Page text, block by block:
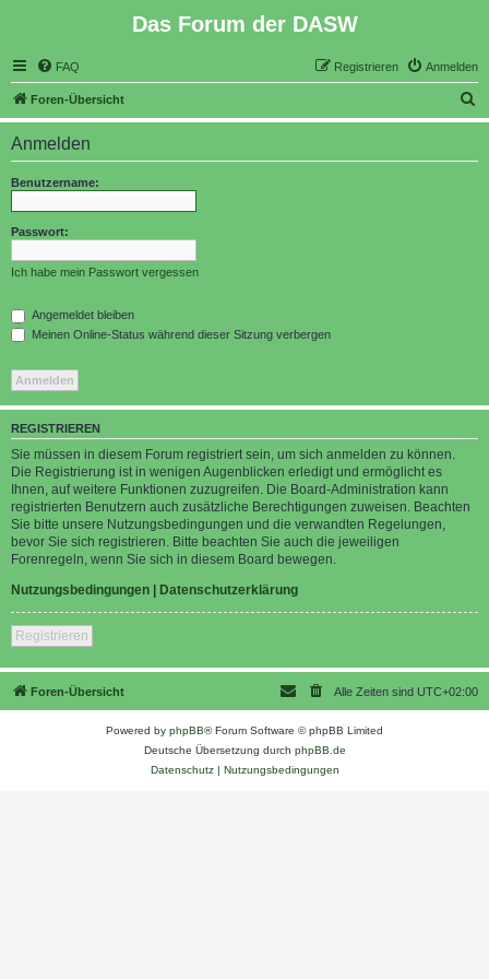
Das Forum der DASW
FAQ Anmelden
Registrieren
Foren-Übersicht
u
Anmelden
Benutzername:
Passwort:
Ich habe mein Passwort vergessen
Angemeldet bleiben
Meinen Online-Status während dieser Sitzung verbergen
REGISTRIEREN
Sie müssen in diesem Forum registriert sein, um sich anmelden zu können.
Die Registrierung ist in wenigen Augenblicken erledigt und ermöglicht es
Ihnen, auf weitere Funktionen zuzugreifen. Die Board-Administration kann
registrierten Benutzern auch zusätzliche Berechtigungen zuweisen. Beachten
Sie bitte unsere Nutzungsbedingungen und die verwandten Regelungen,
bevor Sie sich registrieren. Bitte beachten Sie auch die jeweiligen
Forenregeln, wenn Sie sich in diesem Board bewegen.
Nutzungsbedingungen | Datenschutzerklärung
Registrieren
Foren-Übersicht Alle Zeiten sind UTC+02:00
Powered by phpBB® Forum Software © phpBB Limited
Deutsche Übersetzung durch phpBB.de
Datenschutz| Nutzungsbedingungen